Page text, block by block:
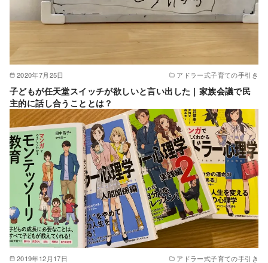
2020年7月25日 アドラー式子育ての手引き
子どもが任天堂スイッチが欲しいと言い出した｜家族会議で民
主的に話し合うこととは？
2019年12月17日 アドラー式子育ての手引き